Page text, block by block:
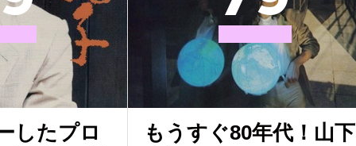
したプロ
もうすぐ80年代！山下